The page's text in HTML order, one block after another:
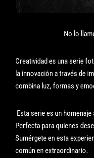
No lo
Creatividad es una serie
la innovación a través de
combina luz, formas y
Esta serie es un
Perfecta para quienes
Sumérgete en esta
común en extraordinario.